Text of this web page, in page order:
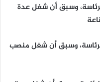
وسبق أن شغل عدة
وسبق أن شغل منصب